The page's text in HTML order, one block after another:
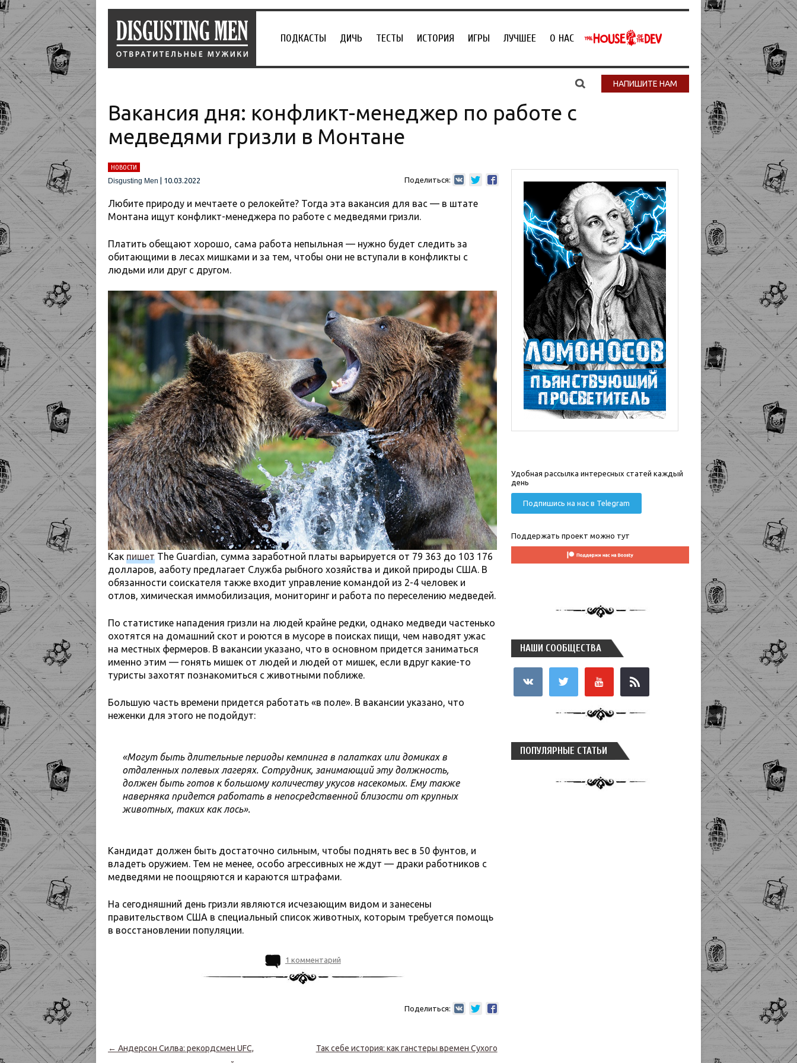
ПОДКАСТЫ ДИЧЬ ТЕСТЫ ИСТОРИЯ ИГРЫ ЛУЧШЕЕ О НАС
НАПИШИТЕ НАМ
Вакансия дня: конфликт-менеджер по работе с
медведями гризли в Монтане
НОВОСТИ
Disgusting Men
10.03.2022 Поделиться:
Любите природу и мечтаете о релокейте? Тогда эта вакансия для вас — в штате
Монтана ищут конфликт-менеджера по работе с медведями гризли.
Платить обещают хорошо, сама работа непыльная — нужно будет следить за
обитающими в лесах мишками и за тем, чтобы они не вступали в конфликты с
людьми или друг с другом.
Как пишет The Guardian, сумма заработной платы варьируется от 79 363 до 103 176
долларов, ааботу предлагает Служба рыбного хозяйства и дикой природы США. В
обязанности соискателя также входит управление командой из 2-4 человек и
отлов, химическая иммобилизация, мониторинг и работа по переселению медведей.
По статистике нападения гризли на людей крайне редки, однако медведи частенько
охотятся на домашний скот и роются в мусоре в поисках пищи, чем наводят ужас
на местных фермеров. В вакансии указано, что в основном придется заниматься
именно этим — гонять мишек от людей и людей от мишек, если вдруг какие-то
туристы захотят познакомиться с животными поближе.
Большую часть времени придется работать «в поле». В вакансии указано, что
неженки для этого не подойдут:
«Могут быть длительные периоды кемпинга в палатках или домиках в
отдаленных полевых лагерях. Сотрудник, занимающий эту должность,
должен быть готов к большому количеству укусов насекомых. Ему также
наверняка придется работать в непосредственной близости от крупных
животных, таких как лось».
Кандидат должен быть достаточно сильным, чтобы поднять вес в 50 фунтов, и
владеть оружием. Тем не менее, особо агрессивных не ждут — драки работников с
медведями не поощряются и караются штрафами.
На сегодняшний день гризли являются исчезающим видом и занесены
правительством США в специальный список животных, которым требуется помощь
в восстановлении популяции.
1 комментарий
Поделиться:
Навигация по записям
← Андерсон Силва: рекордсмен UFC,
Так себе история: как ганстеры времен Сухого
Удобная рассылка интересных статей каждый
день
Подпишись на нас в Telegram
Поддержать проект можно тут
НАШИ СООБЩЕСТВА
ПОПУЛЯРНЫЕ СТАТЬИ